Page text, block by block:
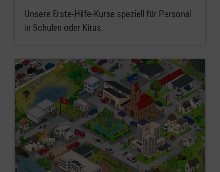
Unsere Erste-Hilfe-Kurse speziell für Personal
in Schulen oder Kitas.